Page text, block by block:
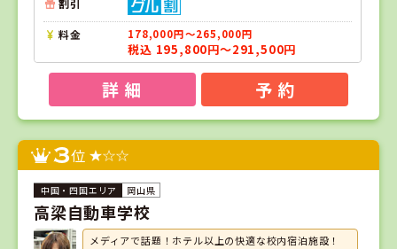
割引
料金 178,000円～265,000円
税込 195,800円～291,500円
詳 細 予 約
3位
岡山県
高梁自動車学校
メディアで話題！ホテル以上の快適な校内宿泊施設！